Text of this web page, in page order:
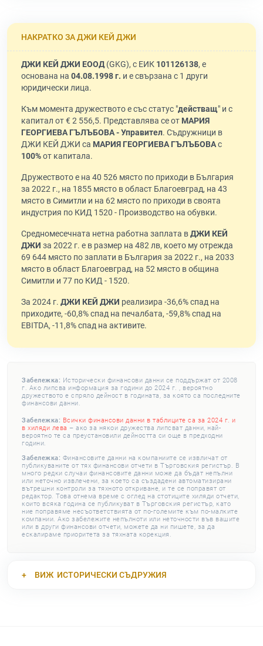
НАКРАТКО ЗА ДЖИ КЕЙ ДЖИ
ДЖИ КЕЙ ДЖИ ЕООД(GKG), с ЕИК 101126138, е
основана на 04.08.1998 г. и е свързана с 1 други
юридически лица.
Към момента дружеството е със статус "действащ" и с
капитал от € 2 556,5. Представлява се от МАРИЯ
ГЕОРГИЕВА ГЪЛЪБОВА - Управител. Съдружници в
ДЖИ КЕЙ ДЖИ са МАРИЯ ГЕОРГИЕВА ГЪЛЪБОВАс
100%от капитала.
Дружеството е на 40 526 място по приходи в България
за 2022 г., на 1855 място в област Благоевград, на 43
място в Симитли и на 62 място по приходи в своята
индустрия по КИД 1520 - Производство на обувки.
Средномесечната нетна работна заплата вДЖИ КЕЙ
ДЖИ за 2022 г. е в размер на 482 лв, което му отрежда
69 644 място по заплати в България за 2022 г., на 2033
място в област Благоевград, на 52 място в община
Симитли и 77 по КИД - 1520.
За 2024 г. ДЖИ КЕЙ ДЖИ реализира -36,6% спад на
приходите, -60,8% спад на печалбата, -59,8% спад на
EBITDA, -11,8% спад на активите.
Забележка: Исторически финансови данни се поддържат от 2008
г. Ако липсва информация за години до 2024 г. , вероятно
дружеството е спряло дейност в годината, за която са последните
финансови данни.
Забележка: Всички финансови данни в таблиците са за 2024 г. и
в хиляди лева – ако за някои дружества липсват данни, най-
вероятно те са преустановили дейността си още в предходни
години.
Забележка: Финансовите данни на компаниите се извличат от
публикуваните от тях финансови отчети в Търговския регистър. В
много редки случаи финансовите данни може да бъдат непълни
или неточно извлечени, за което са създадени автоматизирани
вътрешни контроли за тяхното откриване, и те се поправят от
редактор. Това отнема време с оглед на стотиците хиляди отчети,
които всяка година се публикуват в Търговския регистър, като
ние поправяме несъответствията от по-големите към по-малките
компании. Ако забележите непълноти или неточности във вашите
или в други финансови отчети, можете да ни пишете, за да
ескалираме приоритета за тяхната корекция.
ВИЖ ИСТОРИЧЕСКИ СЪДРУЖИЯ